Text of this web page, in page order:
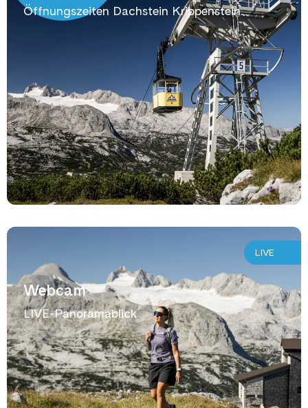
Öffnungszeiten Dachstein Krippenstein
LIVE
Webcam
LIVE-Panoramablick